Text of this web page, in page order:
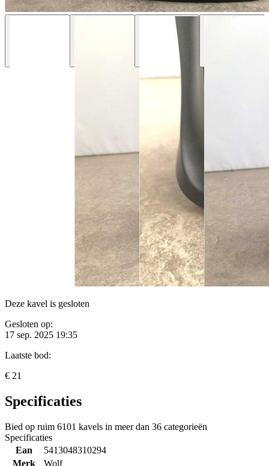
Deze kavel is gesloten
Gesloten op:
17 sep. 2025 19:35
Laatste bod:
€ 21
Specificaties
Bied op ruim 6101 kavels in meer dan 36 categorieën
Specificaties
Ean
5413048310294
Merk
Wolf